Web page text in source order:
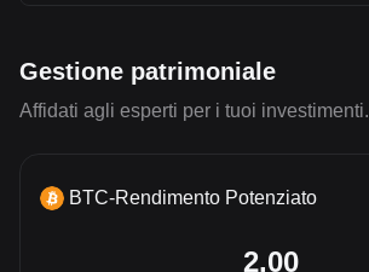
Gestione patrimoniale
Affidati agli esperti per i tuoi investimenti.
BTC-Rendimento Potenziato
2.00